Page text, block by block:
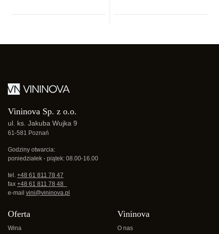
Vininova Sp. z o.o.
ul. ks. Jakuba Wujka 9
61-581 Poznań
Godziny otwarcia:
poniedziałek - piątek: 08.00-16.00
tel. +48 61 811 78 47
fax +48 61 811 78 48
e-mail vini@vininova.pl
Oferta
Wina
Vininova
O nas